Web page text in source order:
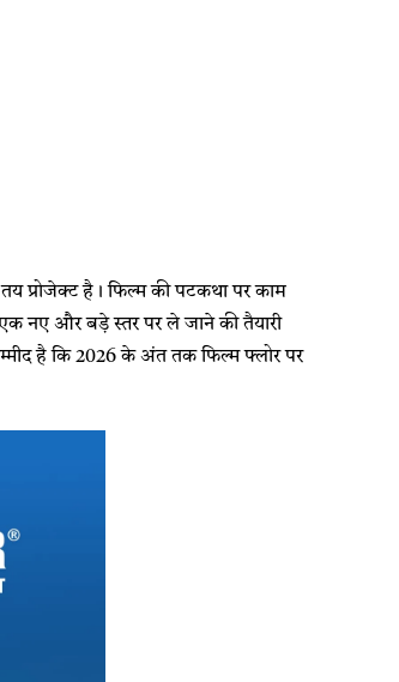
प्रोजेक्ट है। फिल्म की पटकथा पर काम
नए और बड़े स्तर पर ले जाने की तैयारी
है कि 2026 के अंत तक फिल्म फ्लोर पर